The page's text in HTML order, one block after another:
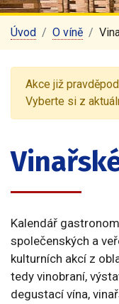
Úvod O víně
Akce již
Vyberte si z
Kalendář
společenských a
kulturních akcí z
tedy vinobraní,
degustací vína,